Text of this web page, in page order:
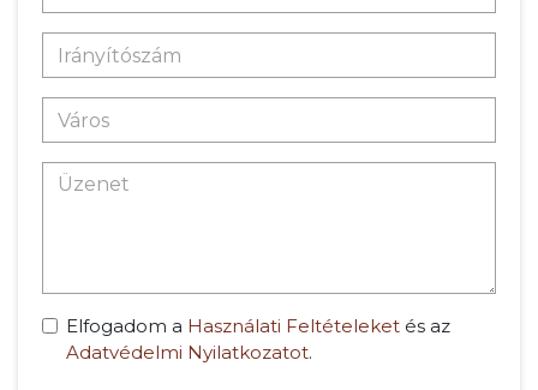
Elfogadom a Használati Feltételeket és az
Adatvédelmi Nyilatkozatot.